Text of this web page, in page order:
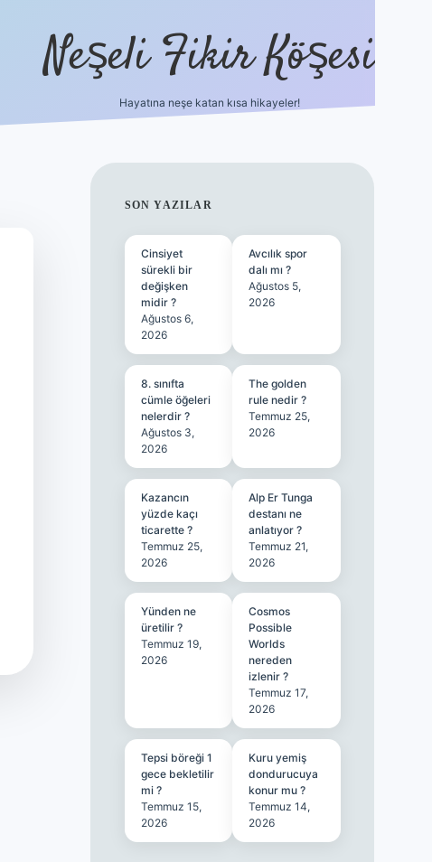
Neşeli Fikir Köşesi
Hayatına neşe katan kısa hikayeler!
SIDEBAR
SON YAZILAR
Cinsiyet
sürekli bir
değişken
midir ?
Ağustos 6,
2026
Avcılık spor
dalı mı ?
Ağustos 5,
2026
8. sınıfta
cümle öğeleri
nelerdir ?
Ağustos 3,
2026
The golden
rule nedir ?
Temmuz 25,
2026
Kazancın
yüzde kaçı
ticarette ?
Temmuz 25,
2026
Alp Er Tunga
destanı ne
anlatıyor ?
Temmuz 21,
2026
Yünden ne
üretilir ?
Temmuz 19,
2026
Cosmos
Possible
Worlds
nereden
izlenir ?
Temmuz 17,
2026
Tepsi böreği 1
gece bekletilir
mi ?
Temmuz 15,
2026
Kuru yemiş
dondurucuya
konur mu ?
Temmuz 14,
2026
ilbet giriş